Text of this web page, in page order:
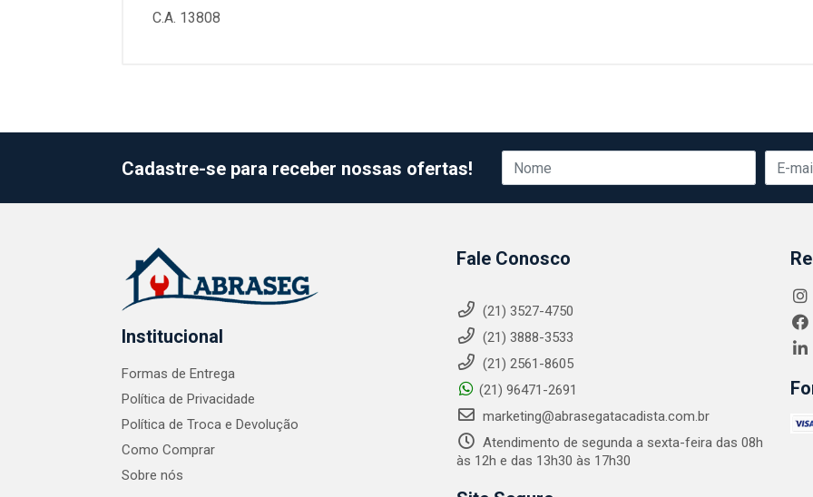
C.A. 13808
Cadastre-se para receber nossas ofertas!
Institucional
Formas de Entrega
Política de Privacidade
Política de Troca e Devolução
Como Comprar
Sobre nós
Fale Conosco
(21) 3527-4750
(21) 3888-3533
(21) 2561-8605
(21) 96471-2691
marketing@abrasegatacadista.com.br
Atendimento de segunda a sexta-feira das 08h
às 12h e das 13h30 às 17h30